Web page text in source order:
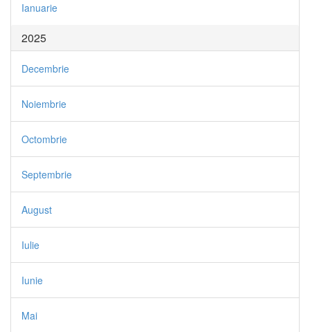
Ianuarie
2025
Decembrie
Noiembrie
Octombrie
Septembrie
August
Iulie
Iunie
Mai